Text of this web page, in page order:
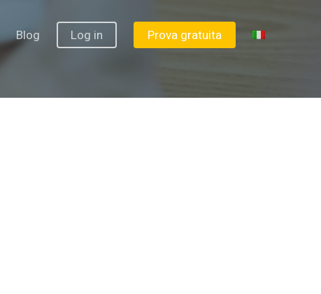
Blog Log in Prova gratuita